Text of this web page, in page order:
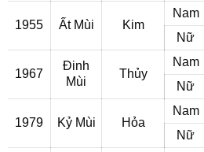
1955 Ất Mùi Kim
Nam
Nữ
1967
Đinh
Mùi
Thủy
Nam
Nữ
1979 Kỷ Mùi Hỏa
Nam
Nữ